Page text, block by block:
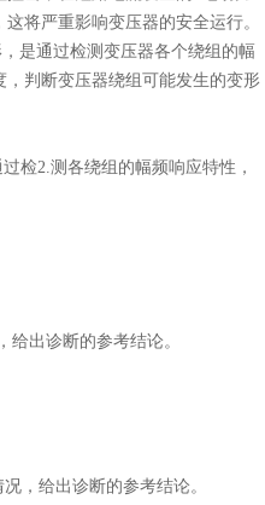
将严重影响变压器的安全运行。
是通过检测变压器各个绕组的幅
判断变压器绕组可能发生的变形
检2.测各绕组的幅频响应特性，
出诊断的参考结论。
，给出诊断的参考结论。